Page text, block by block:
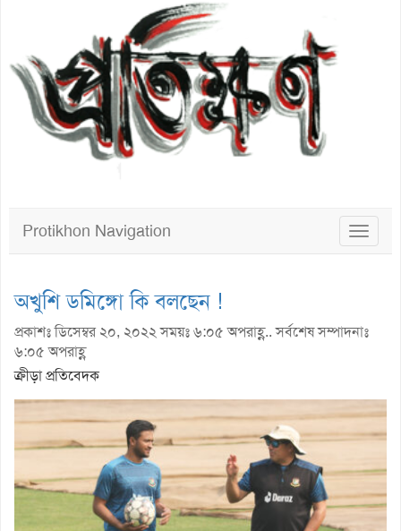
Toggle
Protikhon Navigation
অখুশি ডমিঙ্গো কি বলছেন !
প্রকাশঃ ডিসেম্বর ২০, ২০২২ সময়ঃ ৬:০৫ অপরাহ্ণ.. সর্বশেষ সম্পাদনাঃ
৬:০৫ অপরাহ্ণ
ক্রীড়া প্রতিবেদক